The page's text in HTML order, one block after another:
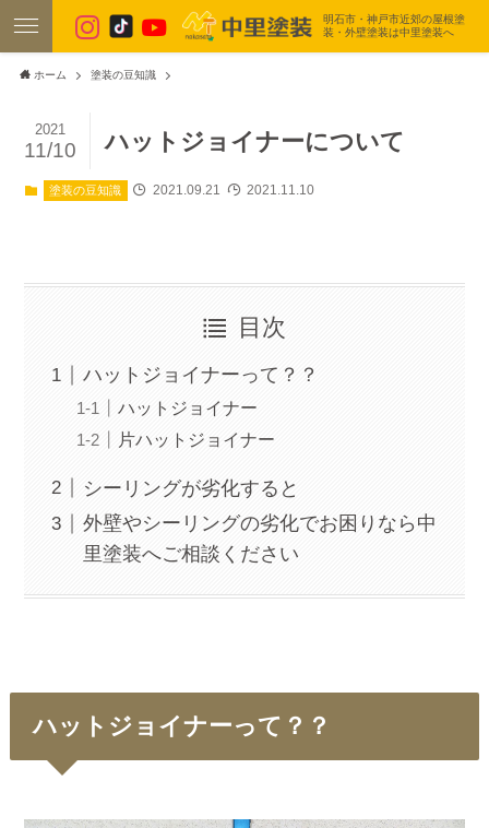
明石市・神戸市近郊の屋根塗
装・外壁塗装は中里塗装へ
ホーム 塗装の豆知識
ハットジョイナーについて
2021
11/10
塗装の豆知識 2021.09.21 2021.11.10
目次
ハットジョイナーって？？
ハットジョイナー
片ハットジョイナー
シーリングが劣化すると
外壁やシーリングの劣化でお困りなら中
里塗装へご相談ください
ハットジョイナーって？？